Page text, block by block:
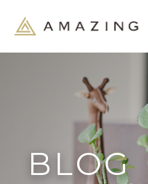
BLOG